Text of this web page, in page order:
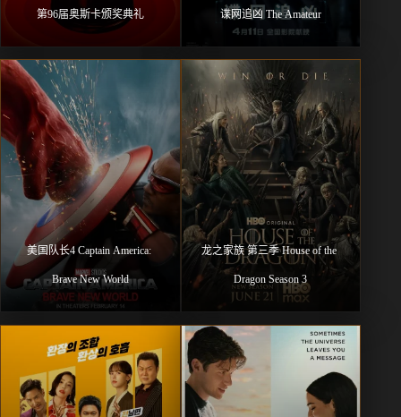
第96届奥斯卡颁奖典礼 谍网追凶 The Amateur
美国队长4 Captain America:
Brave New World
龙之家族 第三季 House of the
Dragon Season 3